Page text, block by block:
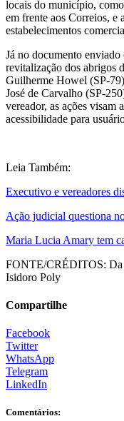
locais do município,
em frente aos Correios, e
estabelecimentos
Já no documento
revitalização dos abrigos
Guilherme Howel (SP-
José de Carvalho (SP-
vereador, as ações visam
acessibilidade para
Leia Também:
Executivo e vereadores
Ação judicial questiona
Maria Lucia Amary tem
FONTE/CRÉDITOS: Da
Isidoro Poly
Compartilhe
Facebook
Twitter
WhatsApp
Telegram
LinkedIn
Comentários: